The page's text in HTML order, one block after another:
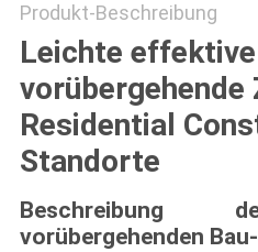
Produkt-Beschreibung
Leichte effektive
vorübergehende
Residential
Standorte
Beschreibung
vorübergehenden